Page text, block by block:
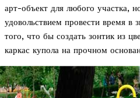
арт-объект для любого участка,
удовольствием провести время в
того, что бы создать зонтик из
каркас купола на прочном